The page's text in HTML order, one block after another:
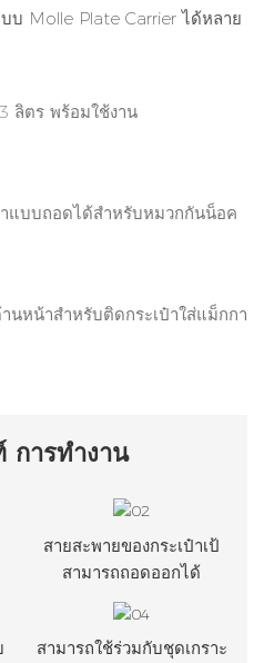
บ Molle Plate Carrier ได้หลาย
ลิตร พร้อมใช้งาน
แบบถอดได้สำหรับหมวกกันน็อค
นหน้าสำหรับติดกระเป๋าใส่แม็กกา
การทำงาน
สายสะพายของกระเป๋าเป้
สามารถถอดออกได้
สามารถใช้ร่วมกับชุดเกราะ